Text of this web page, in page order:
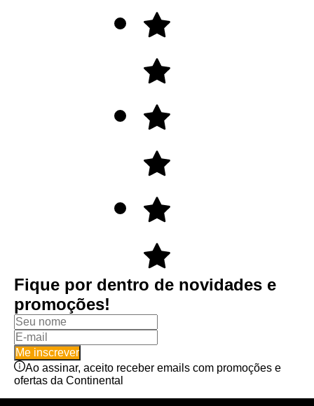
Fique por dentro de novidades e
promoções!
Me inscrever
Ao assinar, aceito receber emails com promoções e
ofertas da Continental